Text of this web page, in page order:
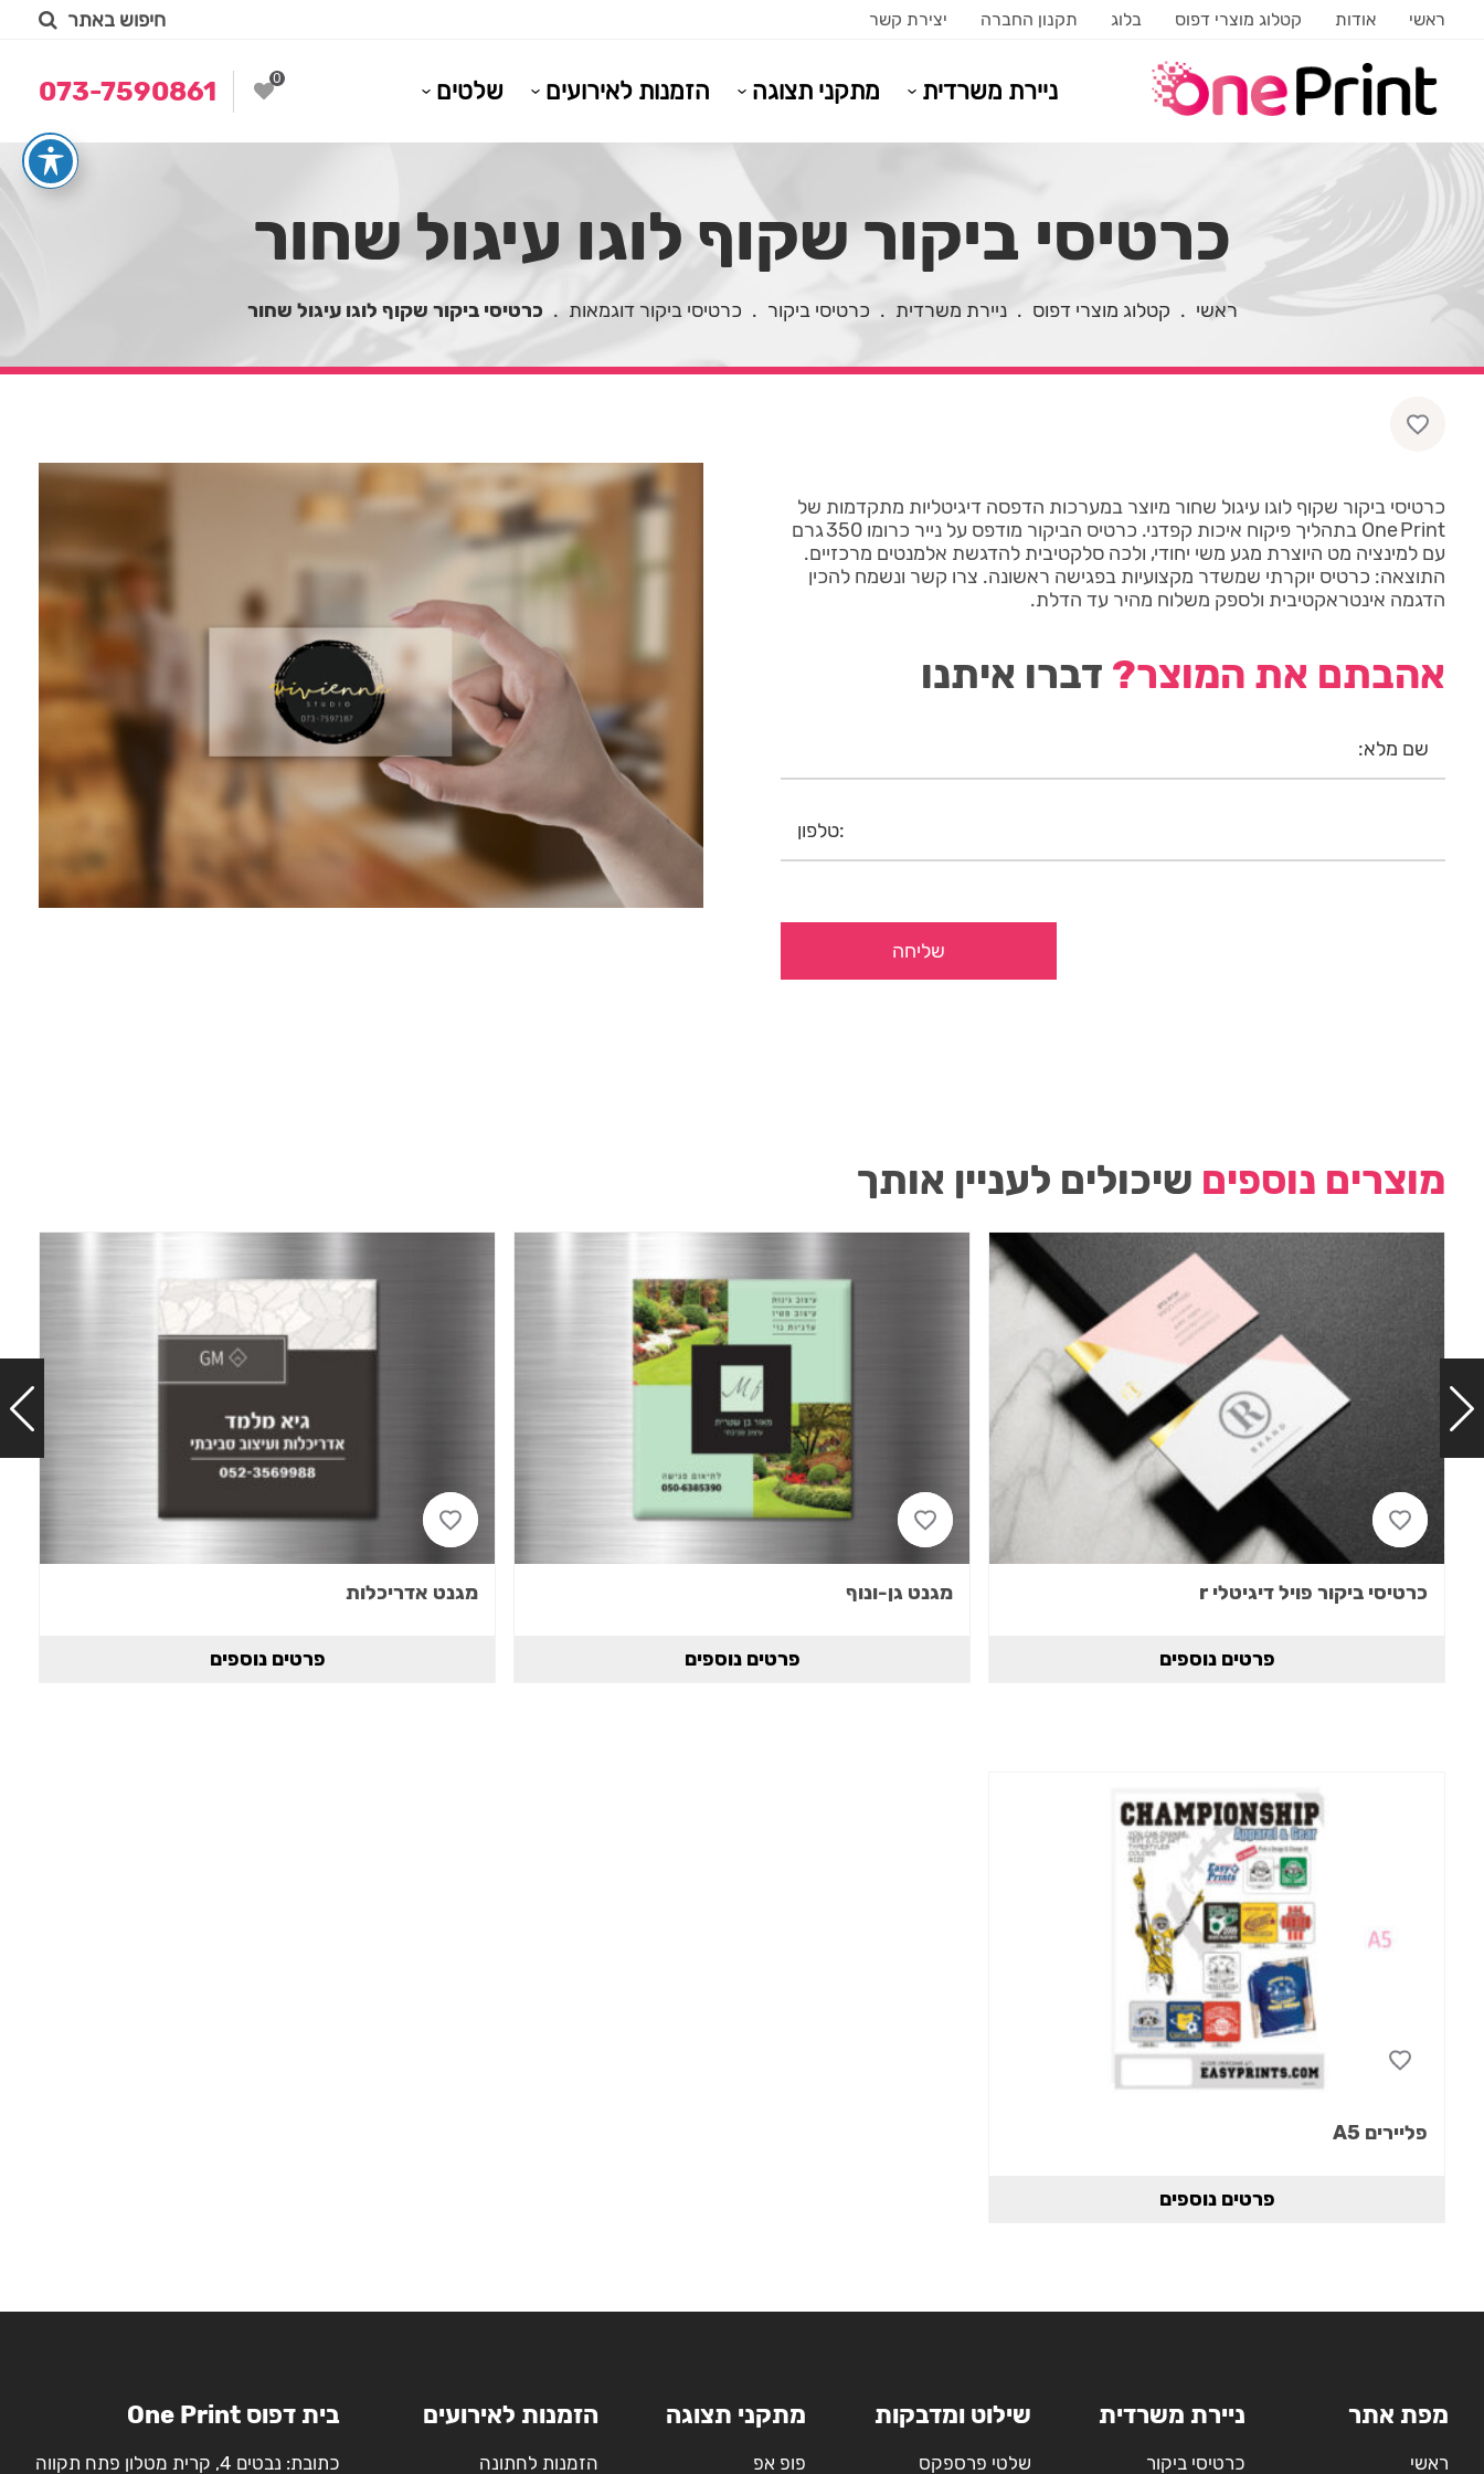
ראשי אודות קטלוג מוצרי דפוס בלוג תקנון החברה יצירת קשר חיפוש באתר
ניירת משרדית מתקני תצוגה הזמנות לאירועים שלטים 0
073-7590861
כרטיסי ביקור שקוף לוגו עיגול שחור
ראשי . קטלוג מוצרי דפוס . ניירת משרדית . כרטיסי ביקור . כרטיסי ביקור דוגמאות . כרטיסי ביקור שקוף לוגו עיגול שחור
כרטיסי ביקור שקוף לוגו עיגול שחור מיוצר במערכות הדפסה דיגיטליות מתקדמות של
One Print בתהליך פיקוח איכות קפדני. כרטיס הביקור מודפס על נייר כרומו 350 גרם
עם למינציה מט היוצרת מגע משי יחודי, ולכה סלקטיבית להדגשת אלמנטים מרכזיים.
התוצאה: כרטיס יוקרתי שמשדר מקצועיות בפגישה ראשונה. צרו קשר ונשמח להכין
הדגמה אינטראקטיבית ולספק משלוח מהיר עד הדלת.
אהבתם את המוצר? דברו איתנו
מוצרים נוספים שיכולים לעניין אותך
כרטיסי ביקור פויל דיגיטלי r
פרטים נוספים
מגנט גן-ונוף
פרטים נוספים
מגנט אדריכלות
פרטים נוספים
פליירים A5
פרטים נוספים
מפת אתר
ראשי
ניירת משרדית
כרטיסי ביקור
שילוט ומדבקות
שלטי פרספקס
מתקני תצוגה
פופ אפ
הזמנות לאירועים
הזמנות לחתונה
בית דפוס One Print
כתובת: נבטים 4, קרית מטלון פתח תקווה